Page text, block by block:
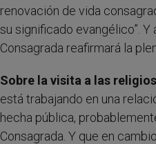
renovación de vida
su significado evangélico”. Y
Consagrada reafirmará la
Sobre la visita a las
está trabajando en una
hecha pública,
Consagrada. Y que en